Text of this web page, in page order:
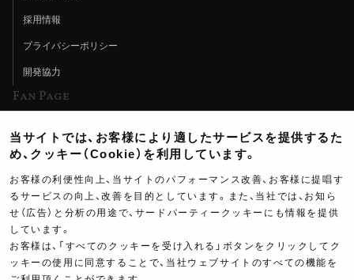
採用情報
プライバシーポリシー
開発協力
Fan Page
ヨシムラTV
イベント情報
イベントスケジュール
ツーリングブレイクタイム
当サイトでは、お客様により適したサービスを提供するた
め、クッキー（Cookie）を利用しています。
お客様の利便性向上、当サイトのパフォーマンス改善、お客様に提唱す
るサービスの向上、改善を目的としています。また、当社では、お知ら
せ（広告）と分析の用途で、サードパーティークッキーにも情報を提供
しています。
お客様は、「すべてのクッキーを受け入れる」ボタンをクリックしてク
ッキーの使用に同意することで、当社ウェブサイトのすべての機能を